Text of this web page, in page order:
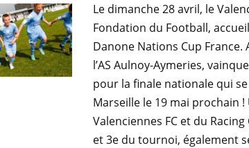
Le dimanche 28 avril, le
Fondation du Football,
Danone Nations Cup France.
l’AS Aulnoy-Aymeries,
pour la finale nationale qui
Marseille le 19 mai prochain
Valenciennes FC et du
et 3e du tournoi, également